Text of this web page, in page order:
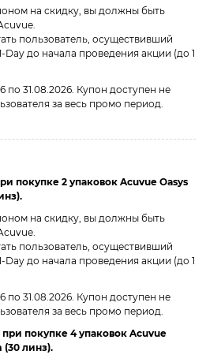
на скидку, вы должны быть
пользователь, осуществивший
Day до начала проведения акции (до 1
по 31.08.2026. Купон доступен не
за весь промо период.
покупке 2 упаковок Acuvue Oasys
на скидку, вы должны быть
пользователь, осуществивший
Day до начала проведения акции (до 1
по 31.08.2026. Купон доступен не
за весь промо период.
покупке 4 упаковок Acuvue
(30 линз).